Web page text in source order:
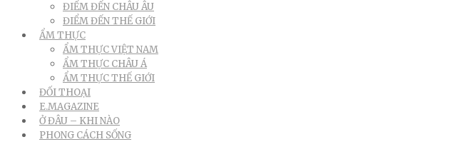
ĐIỂM ĐẾN CHÂU ÂU
ĐIỂM ĐẾN THẾ GIỚI
ẨM THỰC
ẨM THỰC VIỆT NAM
ẨM THỰC CHÂU Á
ẨM THỰC THẾ GIỚI
ĐỐI THOẠI
E.MAGAZINE
Ở ĐÂU – KHI NÀO
PHONG CÁCH SỐNG